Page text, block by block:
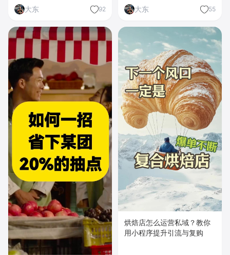
大东
92
大东
55
烘焙店怎么运营私域？教你
用小程序提升引流与复购